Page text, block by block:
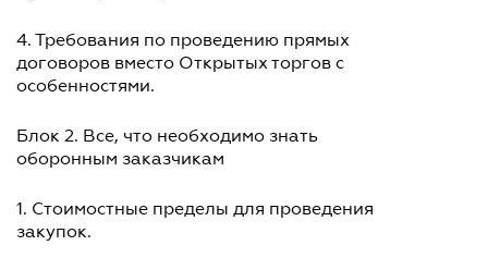
4. Требования по проведению прямых
договоров вместо Открытых торгов с
особенностями.
Блок 2. Все, что необходимо знать
оборонным заказчикам
1. Стоимостные пределы для проведения
закупок.